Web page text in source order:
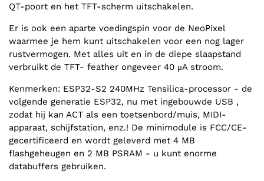
QT-poort en het TFT-scherm uitschakelen.
Er is ook een aparte voedingspin voor de NeoPixel
waarmee je hem kunt uitschakelen voor een nog lager
rustvermogen. Met alles uit en in de diepe slaapstand
verbruikt de TFT- feather ongeveer 40 μA stroom.
Kenmerken: ESP32-S2 240MHz Tensilica-processor - de
volgende generatie ESP32, nu met ingebouwde USB ,
zodat hij kan ACT als een toetsenbord/muis, MIDI-
apparaat, schijfstation, enz.! De minimodule is FCC/CE-
gecertificeerd en wordt geleverd met 4 MB
flashgeheugen en 2 MB PSRAM - u kunt enorme
databuffers gebruiken.